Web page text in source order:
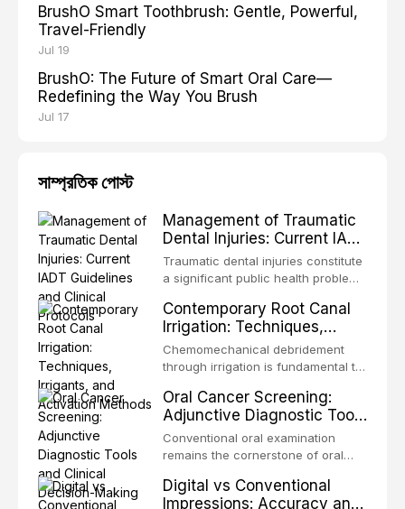
BrushO Smart Toothbrush: Gentle, Powerful,
Travel-Friendly
Jul 19
BrushO: The Future of Smart Oral Care—
Redefining the Way You Brush
Jul 17
সাম্প্রতিক পোস্ট
Management of Traumatic
Dental Injuries: Current IADT
Guidelines and Clinical
Protocols
Traumatic dental injuries constitute
a significant public health problem,
adolescents, with approximately
one-third of individuals
experiencing a dental trauma
before adulthood. The International
periodically updates evidence-
based guidelines for the
management of these injuries. This
article synthesizes the current IADT
fractures, luxation injuries, root
fractures, and avulsion, and
Contemporary Root Canal
Irrigation: Techniques,
Irrigants, and Activation
Methods
Chemomechanical debridement
through irrigation is fundamental to
microorganisms, dissolving organic
tissue, and removing the smear
layer from the complex root canal
system. This article reviews
compares the properties and
efficacy of sodium hypochlorite,
Oral Cancer Screening:
Adjunctive Diagnostic Tools
and Clinical Decision-
Making
Conventional oral examination
remains the cornerstone of oral
diagnostic tools have been
Digital vs Conventional
Impressions: Accuracy and